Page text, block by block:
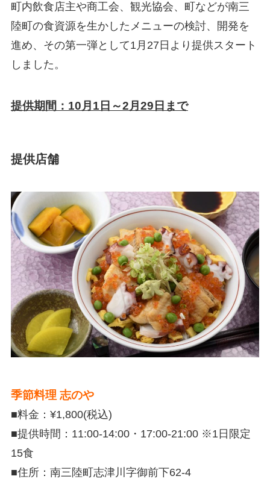
町内飲食店主や商工会、観光協会、町などが南三
陸町の食資源を生かしたメニューの検討、開発を
進め、その第一弾として1月27日より提供スタート
しました。
提供期間：10月1日～2月29日まで
提供店舗
季節料理 志のや
■料金：¥1,800(税込)
■提供時間： 11:00-14:00・17:00-21:00※1日限定
15食
■住所：南三陸町志津川字御前下62-4